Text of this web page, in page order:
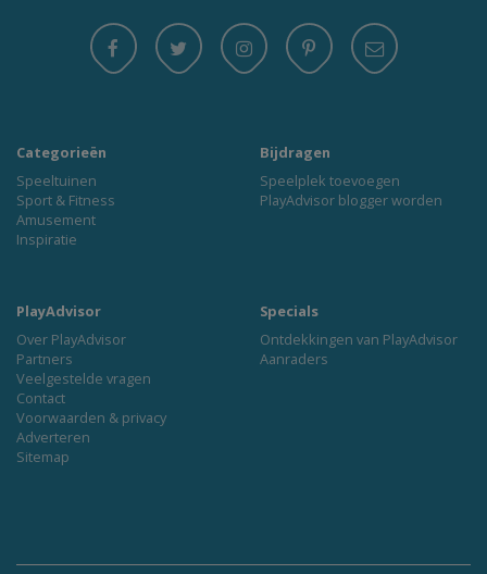
Categorieën
Speeltuinen
Sport & Fitness
Amusement
Inspiratie
Bijdragen
Speelplek toevoegen
PlayAdvisor blogger worden
PlayAdvisor
Over PlayAdvisor
Partners
Veelgestelde vragen
Contact
Voorwaarden & privacy
Adverteren
Sitemap
Specials
Ontdekkingen van PlayAdvisor
Aanraders